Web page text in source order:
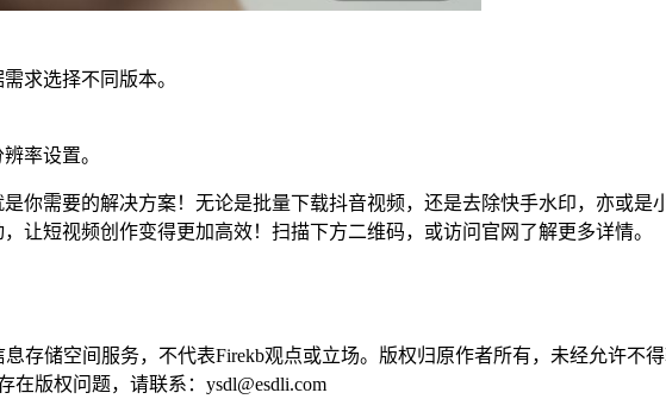
求选择不同版本。
率设置。
你需要的解决方案！无论是批量下载抖音视频，还是去除快手水印，亦或
让短视频创作变得更加高效！扫描下方二维码，或访问官网了解更多详情。
存储空间服务，不代表Firekb观点或立场。版权归原作者所有，未经允许不
版权问题，请联系：ysdl@esdli.com